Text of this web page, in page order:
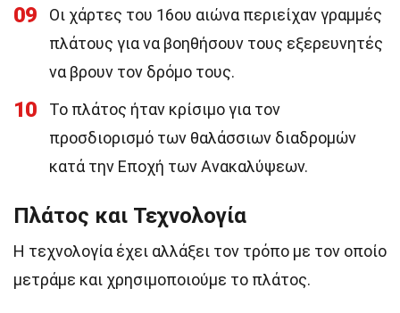
09
Οι χάρτες του 16ου αιώνα περιείχαν γραμμές
πλάτους για να βοηθήσουν τους εξερευνητές
να βρουν τον δρόμο τους.
10
Το πλάτος ήταν κρίσιμο για τον
προσδιορισμό των θαλάσσιων διαδρομών
κατά την Εποχή των Ανακαλύψεων.
Πλάτος και Τεχνολογία
Η τεχνολογία έχει αλλάξει τον τρόπο με τον οποίο
μετράμε και χρησιμοποιούμε το πλάτος.